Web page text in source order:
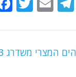
s
g
l
er
המצרי משדרג 3 נמלים צבאיים.